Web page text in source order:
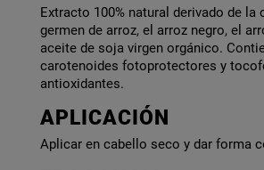
Extracto 100% natural derivado de la
germen de arroz, el arroz negro, el
aceite de soja virgen orgánico.
carotenoides fotoprotectores y
antioxidantes.
APLICACIÓN
Aplicar en cabello seco y dar forma